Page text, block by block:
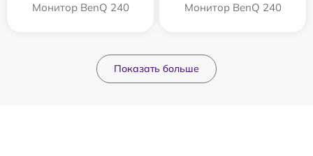
Монитор BenQ 240 Монитор BenQ 240
Показать больше